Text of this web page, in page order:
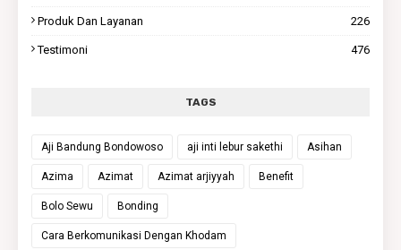
Produk Dan Layanan 226
Testimoni 476
TAGS
Aji Bandung Bondowoso aji inti lebur sakethi Asihan
Azima Azimat Azimat arjiyyah Benefit
Bolo Sewu Bonding
Cara Berkomunikasi Dengan Khodam